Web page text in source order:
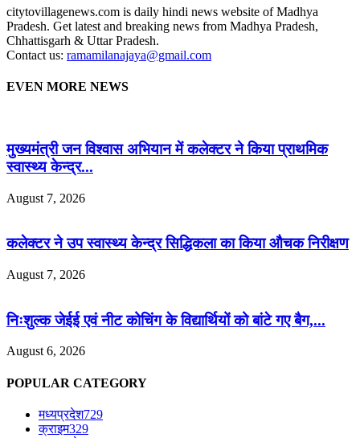
citytovillagenews.com is daily hindi news website of Madhya
Pradesh. Get latest and breaking news from Madhya Pradesh,
Chhattisgarh & Uttar Pradesh.
Contact us: ramamilanajaya@gmail.com
EVEN MORE NEWS
मुख्यमंत्री जन विश्वास अभियान में कलेक्टर ने किया प्राथमिक
स्वास्थ्य केन्द्र...
August 7, 2026
कलेक्टर ने उप स्वास्थ्य केन्द्र सिद्धिकला का किया औचक निरीक्षण
August 7, 2026
निःशुल्क जेईई एवं नीट कोचिंग के विद्यार्थियों को बांटे गए बैग,...
August 6, 2026
POPULAR CATEGORY
मध्यप्रदेश729
क्राइम329